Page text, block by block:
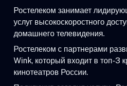
Ростелеком занимает
услуг высокоскоростного
домашнего телевидения.
Ростелеком с партнерами
Wink, который входит в топ-3
кинотеатров России.